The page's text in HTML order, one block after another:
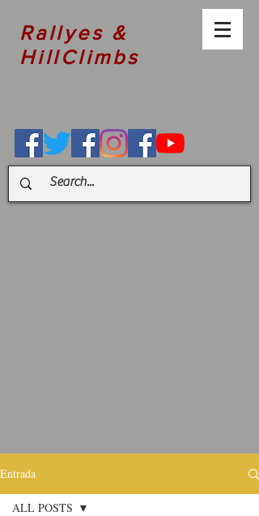
Rallyes &
HillClimbs
Entrada
ALL POSTS